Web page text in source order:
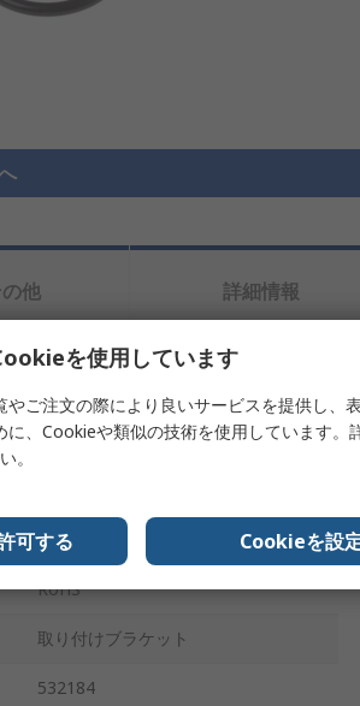
他 詳細情報
内容
取り付けブラケット
RoHS
取り付けブラケット
532184
を使用しています
ご注文の際により良いサービスを提供し、
、Cookieや類似の技術を使用しています。
。
可する Cookieを設